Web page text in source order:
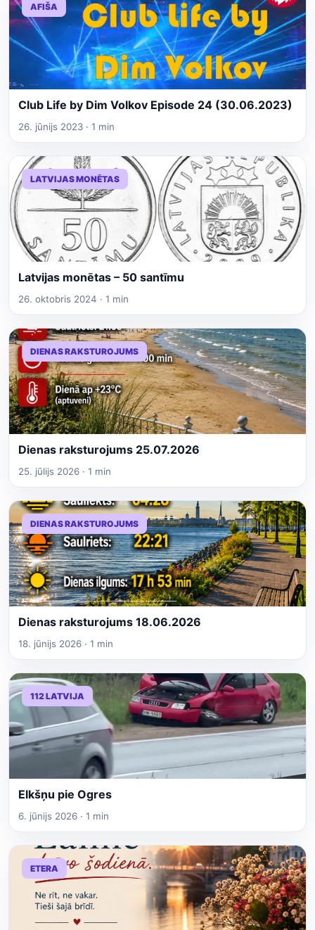
AFIŠA
Club Life by Dim Volkov Episode 24 (30.06.2023)
26. jūnijs 2023 · 1 min
LATVIJAS MONĒTAS
Latvijas monētas – 50 santīmu
26. oktobris 2024 · 1 min
DIENAS RAKSTUROJUMS
Dienas raksturojums 25.07.2026
25. jūlijs 2026 · 1 min
DIENAS RAKSTUROJUMS
Dienas raksturojums 18.06.2026
18. jūnijs 2026 · 1 min
112 LATVIJA
Elkšņu pie Ogres
6. jūnijs 2026 · 1 min
ETERA